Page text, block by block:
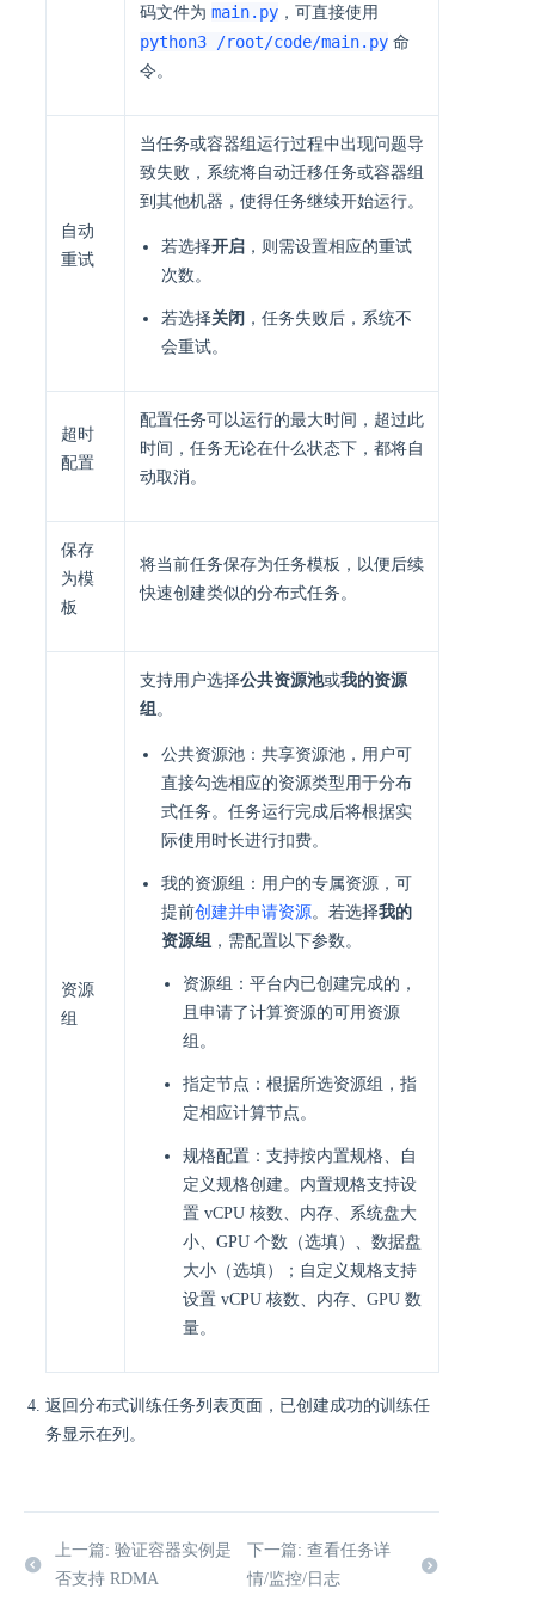
码文件为 main.py ，可直接使用
python3 /root/code/main.py 命
令。
自动
重试
当任务或容器组运行过程中出现问题导
致失败，系统将自动迁移任务或容器组
到其他机器，使得任务继续开始运行。
若选择开启 ，则需设置相应的重试
次数。
若选择关闭 ，任务失败后，系统不
会重试。
超时
配置
配置任务可以运行的最大时间，超过此
时间，任务无论在什么状态下，都将自
动取消。
保存
为模
板
将当前任务保存为任务模板，以便后续
快速创建类似的分布式任务。
资源
组
支持用户选择公共资源池或我的资源
组 。
公共资源池：共享资源池，用户可
直接勾选相应的资源类型用于分布
式任务。任务运行完成后将根据实
际使用时长进行扣费。
我的资源组：用户的专属资源，可
提前创建并申请资源 。若选择我的
资源组 ，需配置以下参数。
资源组：平台内已创建完成的，
且申请了计算资源的可用资源
组。
指定节点：根据所选资源组，指
定相应计算节点。
规格配置：支持按内置规格、自
定义规格创建。内置规格支持设
置 vCPU 核数、内存、系统盘大
小、GPU 个数（选填）、数据盘
大小（选填）；自定义规格支持
设置 vCPU 核数、内存、GPU 数
量。
返回分布式训练任务列表页面，已创建成功的训练任
务显示在列。
上一篇: 验证容器实例是
否支持 RDMA
下一篇: 查看任务详
情/监控/日志